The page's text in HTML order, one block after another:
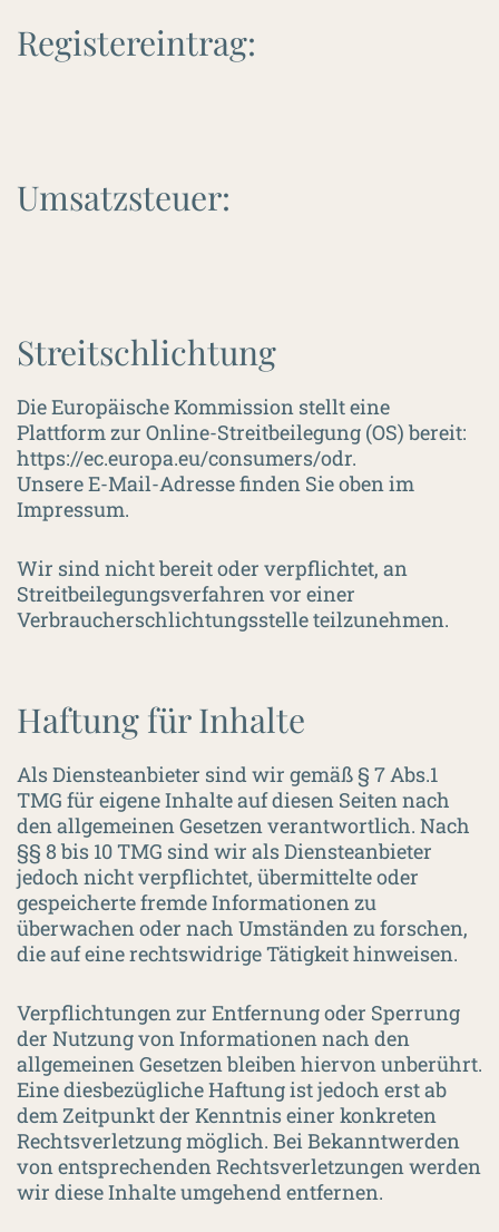
Registereintrag:
Umsatzsteuer:
Streitschlichtung
Die Europäische Kommission stellt eine
Plattform zur Online-Streitbeilegung (OS) bereit:
https://ec.europa.eu/consumers/odr.
Unsere E-Mail-Adresse finden Sie oben im
Impressum.
Wir sind nicht bereit oder verpflichtet, an
Streitbeilegungsverfahren vor einer
Verbraucherschlichtungsstelle teilzunehmen.
Haftung für Inhalte
Als Diensteanbieter sind wir gemäß § 7 Abs.1
TMG für eigene Inhalte auf diesen Seiten nach
den allgemeinen Gesetzen verantwortlich. Nach
§§ 8 bis 10 TMG sind wir als Diensteanbieter
jedoch nicht verpflichtet, übermittelte oder
gespeicherte fremde Informationen zu
überwachen oder nach Umständen zu forschen,
die auf eine rechtswidrige Tätigkeit hinweisen.
Verpflichtungen zur Entfernung oder Sperrung
der Nutzung von Informationen nach den
allgemeinen Gesetzen bleiben hiervon unberührt.
Eine diesbezügliche Haftung ist jedoch erst ab
dem Zeitpunkt der Kenntnis einer konkreten
Rechtsverletzung möglich. Bei Bekanntwerden
von entsprechenden Rechtsverletzungen werden
wir diese Inhalte umgehend entfernen.